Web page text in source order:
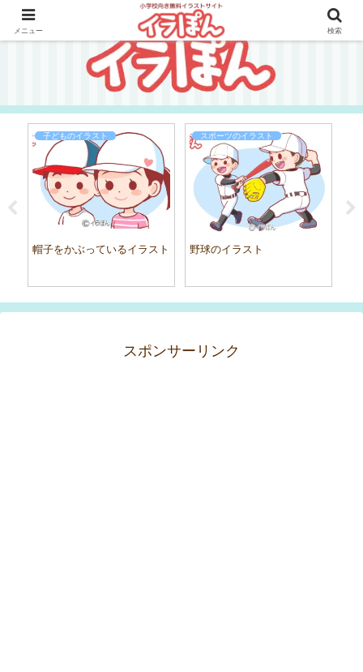
子どものイラスト
帽子をかぶっているイラスト
スポーツのイラスト
野球のイラスト
スポンサーリンク
メニュー 検索